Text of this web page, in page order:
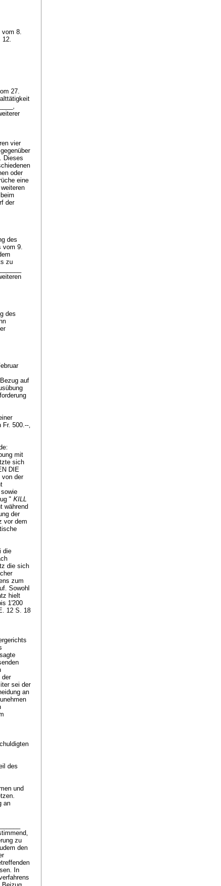
vom 8.
12.
27.
vier
Dieses
oder
eine
der
des
vom 9.
zu
des
auf
Fr. 500.--,
mit
sich
DIE
von der
" KILL
während
der
vor dem
die
die sich
zum
Sowohl
hielt
1'200
12 S. 18
der
sei der
an
des
und
an
zu
den
In